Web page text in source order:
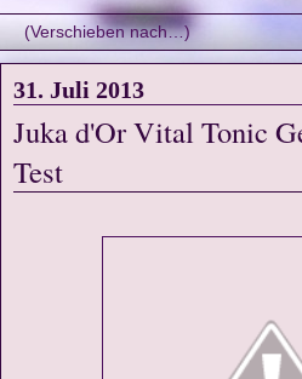
31. Juli 2013
Juka d'Or Vital Tonic
Test